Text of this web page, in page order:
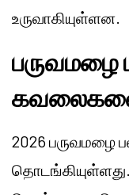
உருவாகியுள்ளன.
பருவமழை
கவலைகளை
2026 பருவமழை
தொடங்கியுள்ளது.